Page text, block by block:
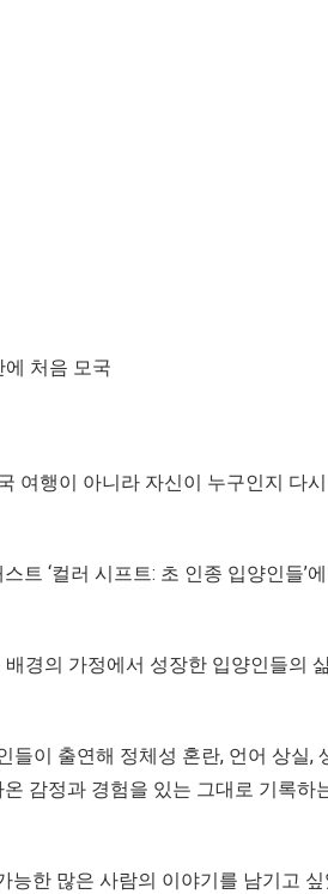
처음 모국
여행이 아니라 자신이 누구인지 다
트 ‘컬러 시프트: 초 인종 입양인들’
경의 가정에서 성장한 입양인들의
들이 출연해 정체성 혼란, 언어 상실,
감정과 경험을 있는 그대로 기록하
능한 많은 사람의 이야기를 남기고 싶